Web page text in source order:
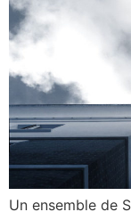
Un ensemble de